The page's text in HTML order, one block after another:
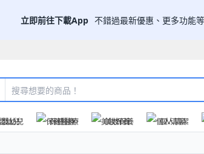
立即前往下載App 不錯過最新優惠、更多功能等
嬰幼兒 保健醫療 美妝保養 個人清潔